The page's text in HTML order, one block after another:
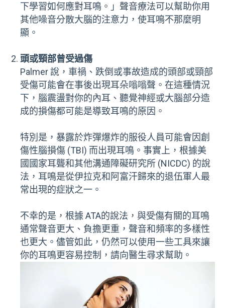
下學習如何應對耳鳴。」聲音療法可以幫助你用
其他噪音分散大腦的注意力，使耳鳴不那麼明
顯。
頭或頸部曾受過傷
Palmer 說，車禍、跌倒或事故造成的頭部或頸部
受傷可能會在事後出現耳朵嗡嗡聲。在這種情況
下，腦震盪對你的內耳、聽覺神經或大腦部分造
成的損傷都可能是導致耳鳴的原因。
特別是，暴露於炸彈爆炸的服役人員可能會因創
傷性腦損傷 (TBI) 而出現耳鳴。事實上，根據美
國國家耳聾和其他溝通障礙研究所 (NICDC) 的說
法，耳鳴是從伊拉克和阿富汗歸來的退伍軍人最
常出現的症狀之一。
不幸的是，根據 ATA的說法，與受傷有關的耳鳴
通常聲音更大、負擔更重，聲音和頻率的多樣性
也更大。儘管如此，仍然可以使用一些工具來讓
你的耳鳴更容易控制，請向醫生尋求幫助。